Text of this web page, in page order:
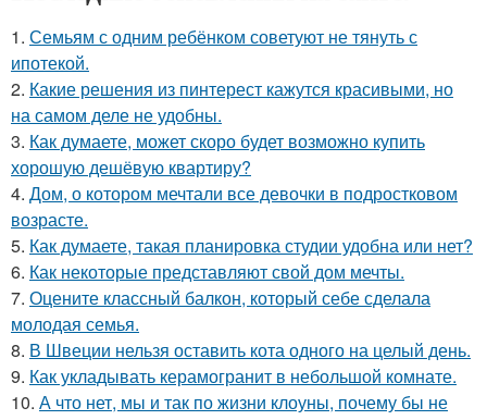
1. Семьям с одним ребёнком советуют не тянуть с
ипотекой.
2. Какие решения из пинтерест кажутся красивыми, но
на самом деле не удобны.
3. Как думаете, может скоро будет возможно купить
хорошую дешёвую квартиру?
4. Дом, о котором мечтали все девочки в подростковом
возрасте.
5. Как думаете, такая планировка студии удобна или нет?
6. Как некоторые представляют свой дом мечты.
7. Оцените классный балкон, который себе сделала
молодая семья.
8. В Швеции нельзя оставить кота одного на целый день.
9. Как укладывать керамогранит в небольшой комнате.
10. А что нет, мы и так по жизни клоуны, почему бы не